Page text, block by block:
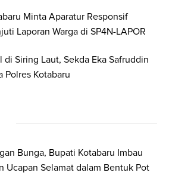
Minta Aparatur Responsif
Laporan Warga di SP4N-LAPOR
di Siring Laut, Sekda Eka Safruddin
Polres Kotabaru
Bunga, Bupati Kotabaru Imbau
Ucapan Selamat dalam Bentuk Pot